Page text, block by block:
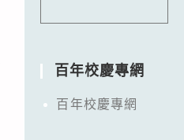
百年校慶專網
百年校慶專網